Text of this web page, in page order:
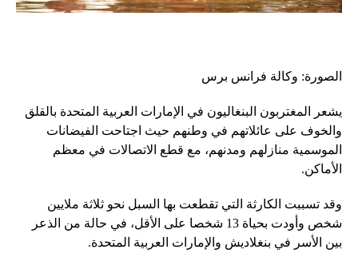
الصورة: وكالة فرانس برس
يشعر المغتربون البنغاليون في الإمارات العربية المتحدة بالقلق
والخوف على عائلاتهم في وطنهم حيث اجتاحت الفيضانات
الموسمية منازلهم ومدنهم، مع قطع الاتصالات في معظم
الأماكن.
وقد تسببت الكارثة التي تقطعت بها السبل نحو ثلاثة ملايين
شخص وأودت بحياة 13 شخصا على الأقل، في حالة من الذعر
بين الأسر في بنغلاديش والإمارات العربية المتحدة.